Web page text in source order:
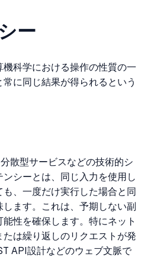
ー
科学における操作の性質の一
に同じ結果が得られるという
散型サービスなどの技術的シ
シーとは、同じ入力を使用し
、一度だけ実行した場合と同
ます。これは、予期しない副
性を確保します。特にネット
は繰り返しのリクエストが発
API設計などのウェブ文脈で